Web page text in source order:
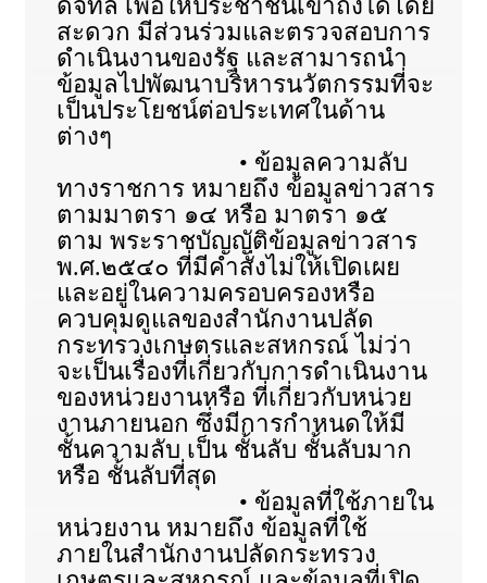
ดิจิทัล เพื่อให้ประชาชนเข้าถึงได้โดย
สะดวก มีส่วนร่วมและตรวจสอบการ
ดำเนินงานของรัฐ และสามารถนำ
ข้อมูลไปพัฒนาบริหารนวัตกรรมที่จะ
เป็นประโยชน์ต่อประเทศในด้าน
ต่างๆ
• ข้อมูลความลับ
ทางราชการ หมายถึง ข้อมูลข่าวสาร
ตามมาตรา ๑๔ หรือ มาตรา ๑๕
ตาม พระราชบัญญัติข้อมูลข่าวสาร
พ.ศ.๒๕๔๐ ที่มีคำสั่งไม่ให้เปิดเผย
และอยู่ในความครอบครองหรือ
ควบคุมดูแลของสำนักงานปลัด
กระทรวงเกษตรและสหกรณ์ ไม่ว่า
จะเป็นเรื่องที่เกี่ยวกับการดำเนินงาน
ของหน่วยงานหรือ ที่เกี่ยวกับหน่วย
งานภายนอก ซึ่งมีการกำหนดให้มี
ชั้นความลับ เป็น ชั้นลับ ชั้นลับมาก
หรือ ชั้นลับที่สุด
• ข้อมูลที่ใช้ภายใน
หน่วยงาน หมายถึง ข้อมูลที่ใช้
ภายในสำนักงานปลัดกระทรวง